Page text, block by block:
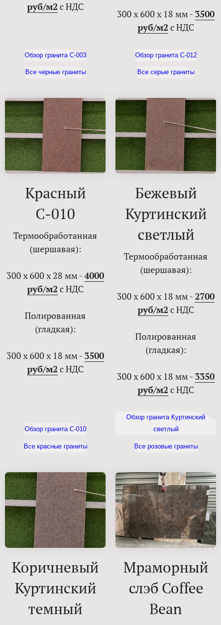
руб/м2 с НДС
Обзор гранита С-003
Все черные граниты
300 х 600 х 18 мм - 3500
руб/м2 с НДС
Обзор гранита С-012
Все серые граниты
Красный
С-010
Термообработанная
(шершавая):
300 х 600 х 28 мм -4000
руб/м2 с НДС
Полированная
(гладкая):
300 х 600 х 18 мм - 3500
руб/м2 с НДС
Обзор гранита С-010
Все красные граниты
Бежевый
Куртинский
светлый
Термообработанная
(шершавая):
300 х 600 х 18 мм -2700
руб/м2 с НДС
Полированная
(гладкая):
300 х 600 х 18 мм - 3350
руб/м2 с НДС
Обзор гранита Куртинский
светлый
Все розовые граниты
Коричневый
Куртинский
темный
Мраморный
слэб Coffee
Bean